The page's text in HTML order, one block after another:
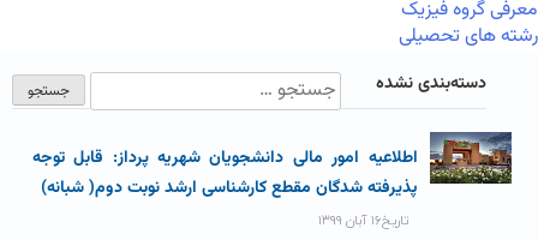
معرفی گروه فیزیک
رشته های تحصیلی
دسته‌بندی نشده
اطلاعیه امور مالی دانشجویان شهریه پرداز: قابل توجه
پذیرفته شدگان مقطع کارشناسی ارشد نوبت دوم( شبانه)
تاریخ۱۶ آبان ۱۳۹۹